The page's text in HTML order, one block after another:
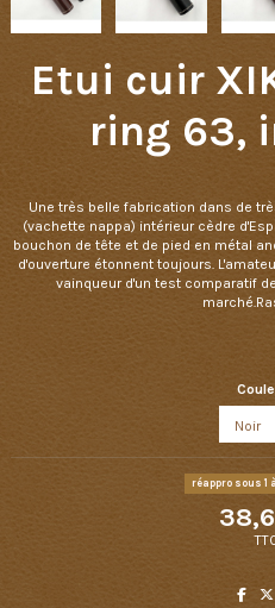
Etui cuir
ring 63,
Une très belle fabrication dans de
(vachette nappa) intérieur cèdre
bouchon de tête et de pied en métal
d'ouverture étonnent toujours.
vainqueur d'un test comparatif
réappro sous 1